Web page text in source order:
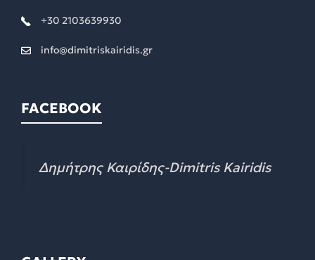
+30 2103639930
info@dimitriskairidis.gr
FACEBOOK
Δημήτρης Καιρίδης-Dimitris Kairidis